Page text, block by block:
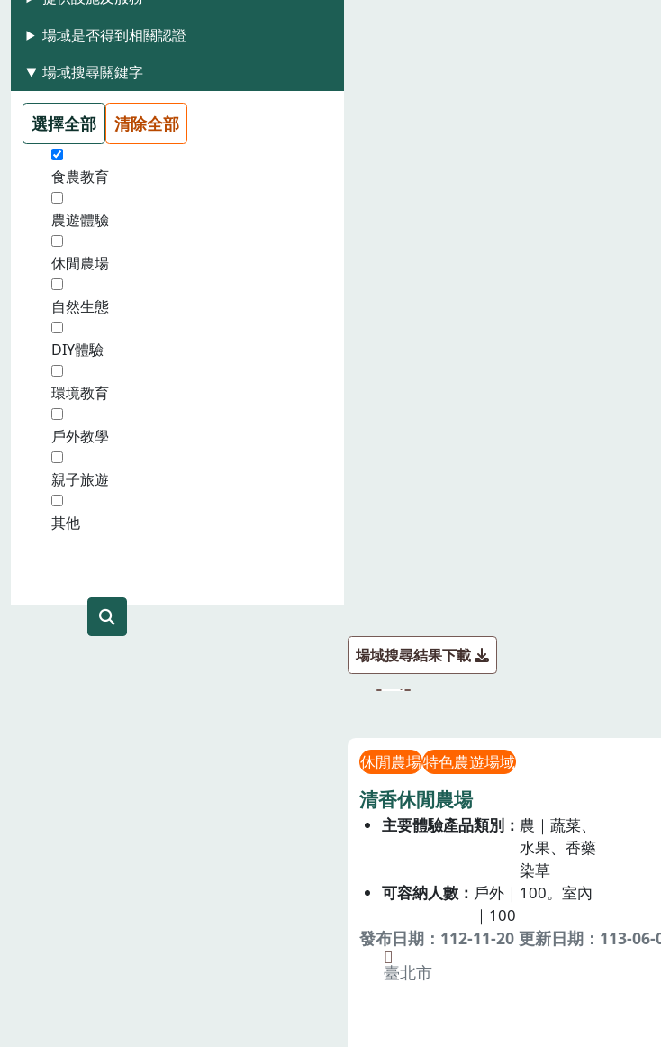
場域是否得到相關認證
場域搜尋關鍵字
選擇全部 清除全部
食農教育
農遊體驗
休閒農場
自然生態
DIY體驗
環境教育
戶外教學
親子旅遊
其他
場域搜尋結果下載
休閒農場特色農遊場域
清香休閒農場
主要體驗產品類別
農｜蔬菜、
水果、香藥
染草
可容納人數
戶外｜100。室內
｜100
發布日期：112-11-20 更新日期：113-06-
臺北市